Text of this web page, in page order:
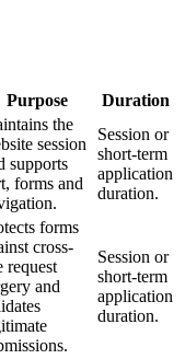
Purpose Duration
the
session
supports
forms and
Session or
short-term
application
duration.
forms
cross-
request
and
Session or
short-term
application
duration.